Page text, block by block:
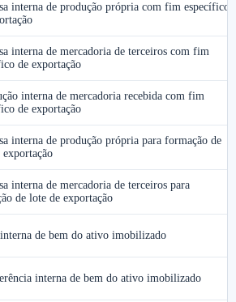
interna de produção própria com fim específico
interna de mercadoria de terceiros com fim
de exportação
interna de mercadoria recebida com fim
de exportação
interna de produção própria para formação de
exportação
interna de mercadoria de terceiros para
de lote de exportação
de bem do ativo imobilizado
interna de bem do ativo imobilizado